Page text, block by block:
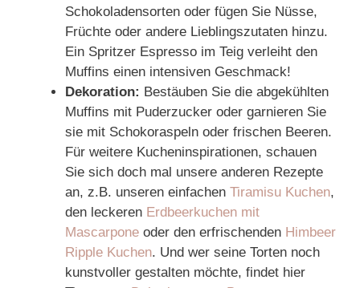
Schokoladensorten oder fügen Sie Nüsse,
Früchte oder andere Lieblingszutaten hinzu.
Ein Spritzer Espresso im Teig verleiht den
Muffins einen intensiven Geschmack!
Dekoration: Bestäuben Sie die abgekühlten
Muffins mit Puderzucker oder garnieren Sie
sie mit Schokoraspeln oder frischen Beeren.
Für weitere Kucheninspirationen, schauen
Sie sich doch mal unsere anderen Rezepte
an, z.B. unseren einfachen Tiramisu Kuchen,
den leckeren Erdbeerkuchen mit
Mascarpone oder den erfrischenden Himbeer
Ripple Kuchen. Und wer seine Torten noch
kunstvoller gestalten möchte, findet hier